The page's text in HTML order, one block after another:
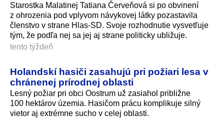
Starostka Malatinej Tatiana Červeňová si po obvinení
z ohrozenia pod vplyvom návykovej látky pozastavila
členstvo v strane Hlas-SD. Svoje rozhodnutie vysvetľuje
tým, že podľa nej sa jej aj strane politicky ubližuje.
tento týždeň
Holandskí hasiči zasahujú pri požiari lesa v
chránenej prírodnej oblasti
Lesný požiar pri obci Oostrum už zasiahol približne
100 hektárov územia. Hasičom prácu komplikuje silný
vietor aj extrémne sucho v celej oblasti.